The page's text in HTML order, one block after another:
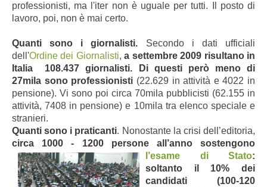
professionisti, ma l'iter non è uguale per tutti. Il posto di
lavoro, poi, non è mai certo.
Quanti sono i giornalisti. Secondo i dati ufficiali
dell'Ordine dei Giornalisti,a settembre 2009 risultano in
Italia 108.437 giornalisti. Di questi però meno di
27mila sono professionisti (22.629 in attività e 4022 in
pensione). Vi sono poi circa 70mila pubblicisti (62.155 in
attività, 7408 in pensione) e 10mila tra elenco speciale e
stranieri.
Quanti sono i praticanti. Nonostante la crisi dell’editoria,
circa 1000 - 1200 persone all’anno sostengono
l’esame di Stato:
soltanto il 10% dei
candidati (100-120